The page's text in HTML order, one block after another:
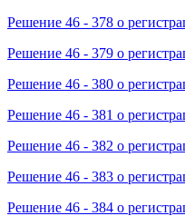
Решение 46 - 378 о
Решение 46 - 379 о
Решение 46 - 380 о
Решение 46 - 381 о
Решение 46 - 382 о
Решение 46 - 383 о
Решение 46 - 384 о